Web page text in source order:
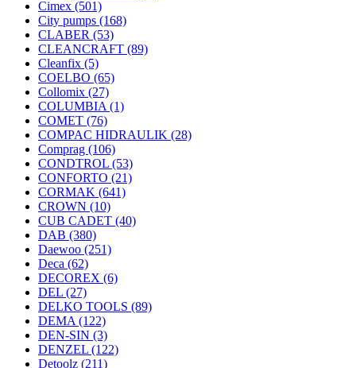
Cimex (501)
City pumps (168)
CLABER (53)
CLEANCRAFT (89)
Cleanfix (5)
COELBO (65)
Collomix (27)
COLUMBIA (1)
COMET (76)
COMPAC HIDRAULIK (28)
Comprag (106)
CONDTROL (53)
CONFORTO (21)
CORMAK (641)
CROWN (10)
CUB CADET (40)
DAB (380)
Daewoo (251)
Deca (62)
DECOREX (6)
DEL (27)
DELKO TOOLS (89)
DEMA (122)
DEN-SIN (3)
DENZEL (122)
Detoolz (211)